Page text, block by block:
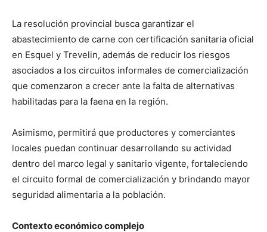
La resolución provincial busca garantizar el
abastecimiento de carne con certificación sanitaria oficial
en Esquel y Trevelin, además de reducir los riesgos
asociados a los circuitos informales de comercialización
que comenzaron a crecer ante la falta de alternativas
habilitadas para la faena en la región.
Asimismo, permitirá que productores y comerciantes
locales puedan continuar desarrollando su actividad
dentro del marco legal y sanitario vigente, fortaleciendo
el circuito formal de comercialización y brindando mayor
seguridad alimentaria a la población.
Contexto económico complejo